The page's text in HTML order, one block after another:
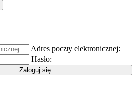
Adres poczty elektronicznej:
Hasło:
Zaloguj się